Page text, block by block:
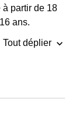
à partir de 18
ans.
Tout déplier keyboard_arrow_down